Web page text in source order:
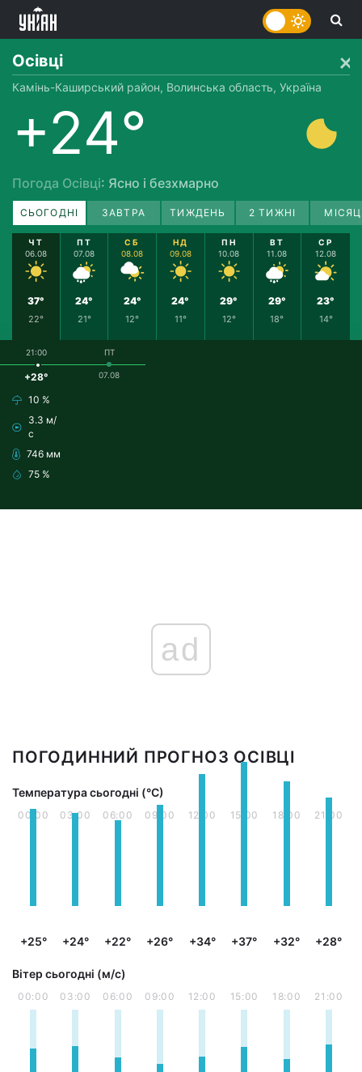
Осівці
Камінь-Каширський район, Волинська область, Україна
+24°
Погода Осівці: Ясно і безхмарно
СЬОГОДНІ ЗАВТРА ТИЖДЕНЬ 2 ТИЖНІ
ЧТ
06.08
37°
22°
ПТ
07.08
24°
21°
СБ
08.08
24°
12°
НД
09.08
24°
11°
ПН
10.08
29°
12°
ВТ
11.08
29°
18°
СР
12.08
23°
14°
21:00
+28°
10 %
3.3 м/
с
746 мм
75 %
ПТ
07.08
ad
ПОГОДИННИЙ ПРОГНОЗ ОСІВЦІ
Температура сьогодні (°С)
00:00
+25°
03:00
+24°
06:00
+22°
09:00
+26°
12:00
+34°
15:00
+37°
18:00
+32°
21:00
+28°
Вітер сьогодні (м/с)
00:00 03:00 06:00 09:00 12:00 15:00 18:00 21:00